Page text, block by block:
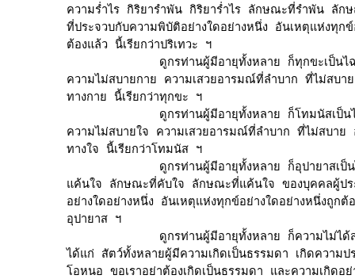
ความร่ำไร กิริยารำพัน กิริยาร่ำไร ลักษณะที่รำพัน ลัก
ที่ประจวบกับความพิบัติอย่างใดอย่างหนึ่ง อันเหตุแห่งทุกข์
ต้องแล้ว นี้เรียกว่าปริเทวะ ฯ
ดูกรท่านผู้มีอายุทั้งหลาย ก็ทุกขะเป็นไ
ความไม่สบายกาย ความเสวยอารมณ์ที่ลำบาก ที่ไม่สบา
ทางกาย นี้เรียกว่าทุกขะ ฯ
ดูกรท่านผู้มีอายุทั้งหลาย ก็โทมนัสเป็น
ความไม่สบายใจ ความเสวยอารมณ์ที่ลำบาก ที่ไม่สบาย
ทางใจ นี้เรียกว่าโทมนัส ฯ
ดูกรท่านผู้มีอายุทั้งหลาย ก็อุปายาสเป็
แค้นใจ ลักษณะที่คับใจ ลักษณะที่แค้นใจ ของบุคคลผู้ปร
อย่างใดอย่างหนึ่ง อันเหตุแห่งทุกข์อย่างใดอย่างหนึ่งถูกต้
อุปายาส ฯ
ดูกรท่านผู้มีอายุทั้งหลาย ก็ความไม่ได้
ได้แก่ สัตว์ทั้งหลายผู้มีความเกิดเป็นธรรมดา เกิดความป
โอหนอ ขอเราอย่าต้องเกิดเป็นธรรมดา และความเกิดอย่